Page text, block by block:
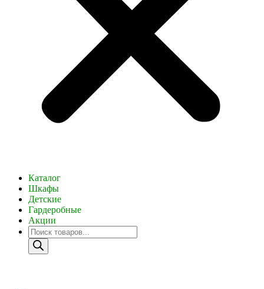
Каталог
Шкафы
Детские
Гардеробные
Акции